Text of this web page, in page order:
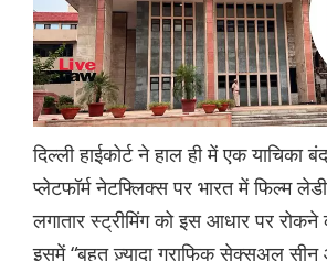
दिल्ली हाईकोर्ट ने हाल ही में एक याचिका
प्लेटफॉर्म नेटफ्लिक्स पर भारत में फिल्म
लगातार स्ट्रीमिंग को इस आधार पर रोकने
इसमें “बहुत ज़्यादा ग्राफिक सेक्सुअल